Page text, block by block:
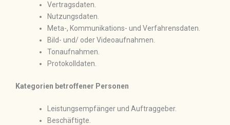
Vertragsdaten.
Nutzungsdaten.
Meta-, Kommunikations- und Verfahrensdaten.
Bild- und/ oder Videoaufnahmen.
Tonaufnahmen.
Protokolldaten.
Kategorien betroffener Personen
Leistungsempfänger und Auftraggeber.
Beschäftigte.